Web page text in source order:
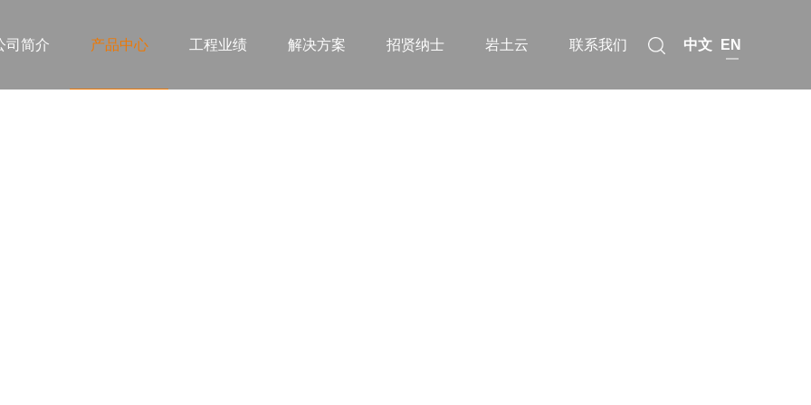
司简介 产品中心 工程业绩 解决方案 招贤纳士 岩土云 联系我们 中文 EN